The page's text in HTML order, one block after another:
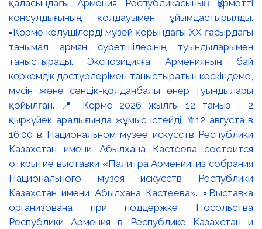
қаласындағы Армения Республикасының Құрметті
консулдығының қолдауымен ұйымдастырылды.
▪️Көрме келушілерді музей қорындағы ХХ ғасырдағы
танымал армян суретшілерінің туындыларымен
таныстырады. Экспозицияға Арменияның бай
көркемдік дәстүрлерімен таныстыратын кескіндеме,
мүсін және сәндік-қолданбалы өнер туындылары
қойылған. 📍 Көрме 2026 жылғы 12 тамыз - 2
қыркүйек аралығында жұмыс істейді. ⚜️12 августа в
16:00 в Национальном музее искусств Республики
Казахстан имени Абылхана Кастеева состоится
открытие выставки «Палитра Армении: из собрания
Национального музея искусств Республики
Казахстан имени Абылхана Кастеева». ▫️Выставка
организована при поддержке Посольства
Республики Армения в Республике Казахстан и